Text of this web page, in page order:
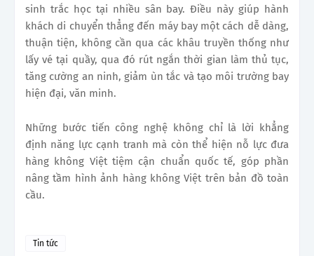
sinh trắc học tại nhiều sân bay. Điều này giúp hành
khách di chuyển thẳng đến máy bay một cách dễ dàng,
thuận tiện, không cần qua các khâu truyền thống như
lấy vé tại quầy, qua đó rút ngắn thời gian làm thủ tục,
tăng cường an ninh, giảm ùn tắc và tạo môi trường bay
hiện đại, văn minh.
Những bước tiến công nghệ không chỉ là lời khẳng
định năng lực cạnh tranh mà còn thể hiện nỗ lực đưa
hàng không Việt tiệm cận chuẩn quốc tế, góp phần
nâng tầm hình ảnh hàng không Việt trên bản đồ toàn
cầu.
Tin tức